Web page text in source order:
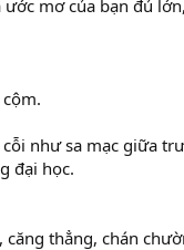
mơ của bạn đủ
như sa mạc giữa
đại học.
thẳng, chán